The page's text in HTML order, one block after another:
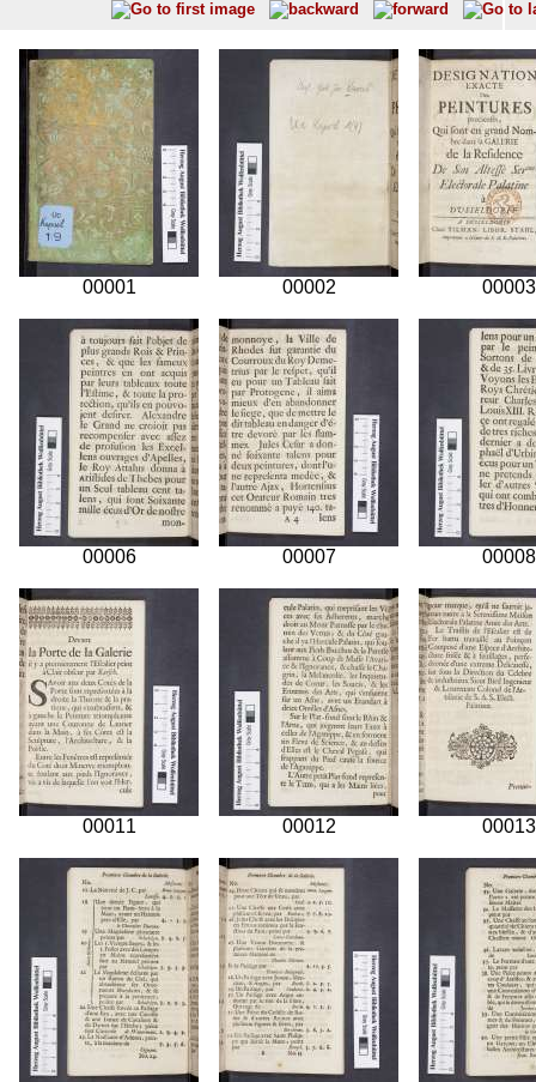
00001 00002 00003
00006 00007 00008
00011 00012 00013